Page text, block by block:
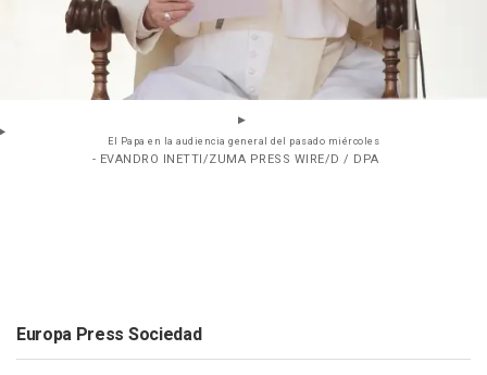
El Papa en la audiencia general del pasado miércoles
- EVANDRO INETTI/ZUMA PRESS WIRE/D / DPA
Europa Press Sociedad